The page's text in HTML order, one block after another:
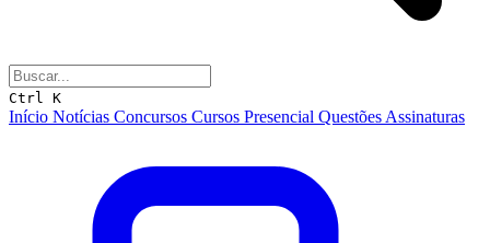
Ctrl K
Início Notícias Concursos Cursos Presencial Questões Assinaturas